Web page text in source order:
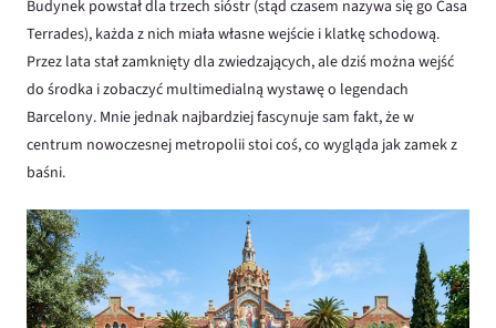
Budynek powstał dla trzech sióstr (stąd czasem nazywa się go Casa
Terrades), każda z nich miała własne wejście i klatkę schodową.
Przez lata stał zamknięty dla zwiedzających, ale dziś można wejść
do środka i zobaczyć multimedialną wystawę o legendach
Barcelony. Mnie jednak najbardziej fascynuje sam fakt, że w
centrum nowoczesnej metropolii stoi coś, co wygląda jak zamek z
baśni.